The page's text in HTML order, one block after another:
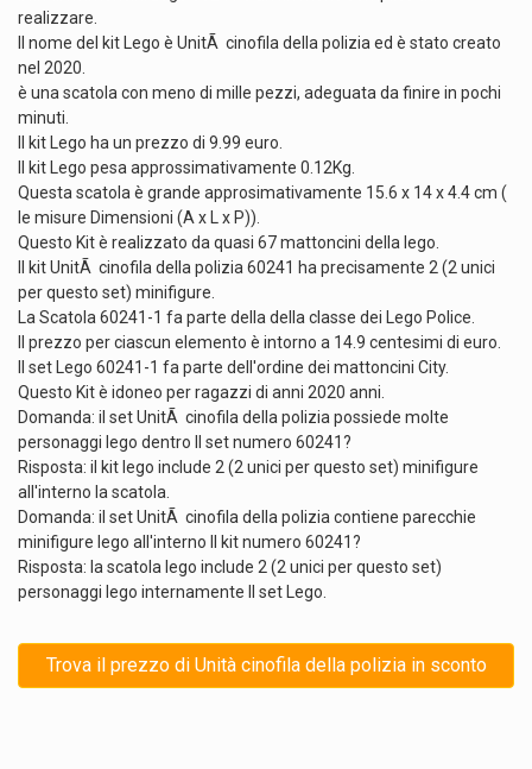
realizzare.
Il nome del kit Lego è UnitÃ cinofila della polizia ed è stato creato
nel 2020.
è una scatola con meno di mille pezzi, adeguata da finire in pochi
minuti.
Il kit Lego ha un prezzo di 9.99 euro.
Il kit Lego pesa approssimativamente 0.12Kg.
Questa scatola è grande approsimativamente 15.6 x 14 x 4.4 cm (
le misure Dimensioni (A x L x P)).
Questo Kit è realizzato da quasi 67 mattoncini della lego.
Il kit UnitÃ cinofila della polizia 60241 ha precisamente 2 (2 unici
per questo set) minifigure.
La Scatola 60241-1 fa parte della della classe dei Lego Police.
Il prezzo per ciascun elemento è intorno a 14.9 centesimi di euro.
Il set Lego 60241-1 fa parte dell'ordine dei mattoncini City.
Questo Kit è idoneo per ragazzi di anni 2020 anni.
Domanda: il set UnitÃ cinofila della polizia possiede molte
personaggi lego dentro Il set numero 60241?
Risposta: il kit lego include 2 (2 unici per questo set) minifigure
all'interno la scatola.
Domanda: il set UnitÃ cinofila della polizia contiene parecchie
minifigure lego all'interno Il kit numero 60241?
Risposta: la scatola lego include 2 (2 unici per questo set)
personaggi lego internamente Il set Lego.
Trova il prezzo di Unità cinofila della polizia in sconto